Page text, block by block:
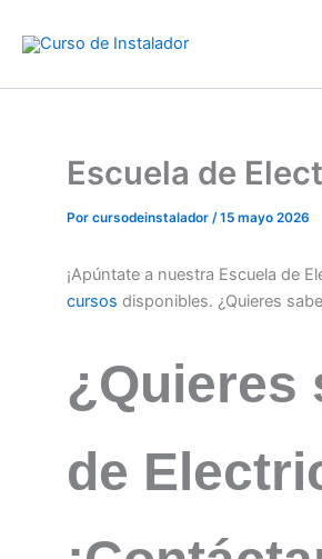
Escuela de
Por cursodeinstalador /15 mayo 2026
¡Apúntate a nuestra Escuela de
cursos disponibles. ¿Quieres
¿Quieres
de